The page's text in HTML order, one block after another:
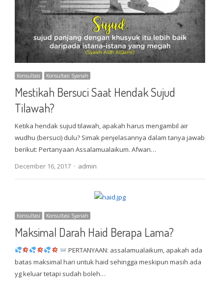
Konsultasi Konsultasi Syariah
Mestikah Bersuci Saat Hendak Sujud
Tilawah?
Ketika hendak sujud tilawah, apakah harus mengambil air
wudhu (bersuci) dulu? Simak penjelasannya dalam tanya jawab
berikut: Pertanyaan Assalamualaikum. Afwan…
December 16, 2017
Author
admin
Konsultasi Konsultasi Syariah
Maksimal Darah Haid Berapa Lama?
PERTANYAAN: assalamualaikum, apakah ada
batas maksimal hari untuk haid sehingga meskipun masih ada
yg keluar tetapi sudah boleh…